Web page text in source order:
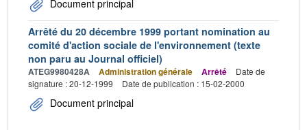
Document principal
Arrêté du 20 décembre 1999 portant nomination au
comité d'action sociale de l'environnement (texte
non paru au Journal officiel)
ATEG9980428A Administration générale Arrêté
Date de
signature : 20-12-1999
Date de publication : 15-02-2000
Document principal